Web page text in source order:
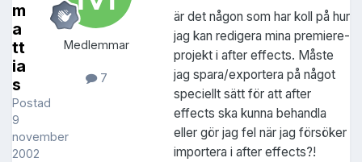
m
a
tt
ia
s
Postad
9
november
2002
Medlemmar
7
är det någon som har koll på hur
jag kan redigera mina premiere-
projekt i after effects. Måste
jag spara/exportera på något
speciellt sätt för att after
effects ska kunna behandla
eller gör jag fel när jag försöker
importera i after effects?!